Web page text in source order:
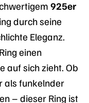
925er
durch seine
Eleganz.
einen
auf sich zieht. Ob
als funkelnder
– dieser Ring ist